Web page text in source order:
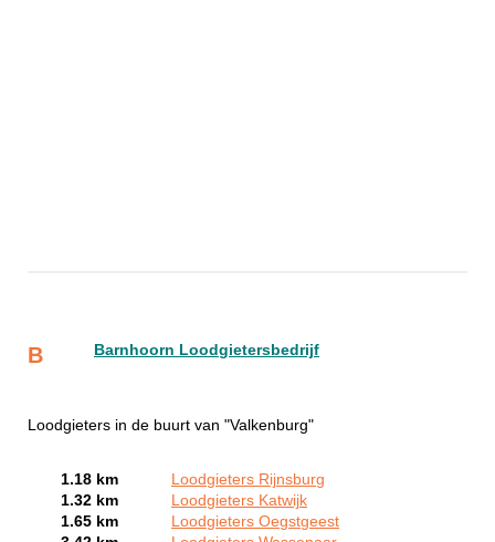
B Barnhoorn Loodgietersbedrijf
Loodgieters in de buurt van "Valkenburg"
1.18 km
Loodgieters Rijnsburg
1.32 km
Loodgieters Katwijk
1.65 km
Loodgieters Oegstgeest